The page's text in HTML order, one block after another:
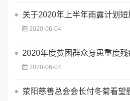
关于2020年上半年雨露计划
2020-06-04
2020年度贫困群众身患重度
2020-06-04
荥阳慈善总会会长付冬菊看望